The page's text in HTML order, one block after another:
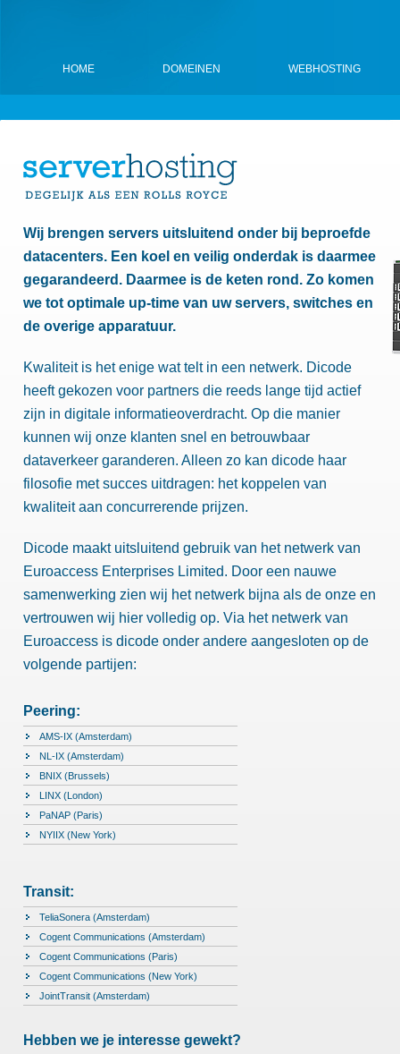
HOME DOMEINEN WEBHOSTING
Wij brengen servers uitsluitend onder bij beproefde
datacenters. Een koel en veilig onderdak is daarmee
gegarandeerd. Daarmee is de keten rond. Zo komen
we tot optimale up-time van uw servers, switches en
de overige apparatuur.
Kwaliteit is het enige wat telt in een netwerk. Dicode
heeft gekozen voor partners die reeds lange tijd actief
zijn in digitale informatieoverdracht. Op die manier
kunnen wij onze klanten snel en betrouwbaar
dataverkeer garanderen. Alleen zo kan dicode haar
filosofie met succes uitdragen: het koppelen van
kwaliteit aan concurrerende prijzen.
Dicode maakt uitsluitend gebruik van het netwerk van
Euroaccess Enterprises Limited. Door een nauwe
samenwerking zien wij het netwerk bijna als de onze en
vertrouwen wij hier volledig op. Via het netwerk van
Euroaccess is dicode onder andere aangesloten op de
volgende partijen:
Peering:
AMS-IX (Amsterdam)
NL-IX (Amsterdam)
BNIX (Brussels)
LINX (London)
PaNAP (Paris)
NYIIX (New York)
Transit:
TeliaSonera (Amsterdam)
Cogent Communications (Amsterdam)
Cogent Communications (Paris)
Cogent Communications (New York)
JointTransit (Amsterdam)
Hebben we je interesse gewekt?